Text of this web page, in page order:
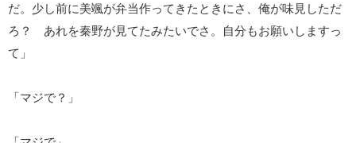
だ。少し前に美颯が弁当作ってきたときにさ、俺が味見しただ
ろ？ あれを秦野が見てたみたいでさ。自分もお願いしますっ
て」
「マジで？」